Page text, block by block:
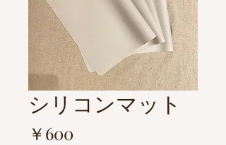
シリコンマット
￥600